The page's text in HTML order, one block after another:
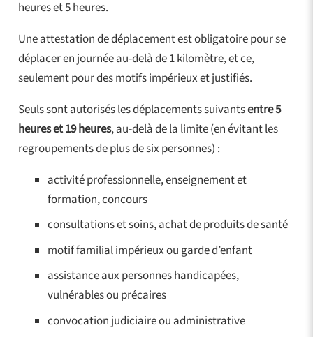
heures et 5 heures.
Une attestation de déplacement est obligatoire pour se
déplacer en journée au-delà de 1 kilomètre, et ce,
seulement pour des motifs impérieux et justifiés.
Seuls sont autorisés les déplacements suivantsentre 5
heures et 19 heures, au-delà de la limite (en évitant les
regroupements de plus de six personnes) :
activité professionnelle, enseignement et
formation, concours
consultations et soins, achat de produits de santé
motif familial impérieux ou garde d’enfant
assistance aux personnes handicapées,
vulnérables ou précaires
convocation judiciaire ou administrative